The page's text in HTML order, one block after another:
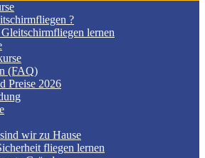
?
lernen
(FAQ)
Preise 2026
wir zu Hause
fliegen lernen